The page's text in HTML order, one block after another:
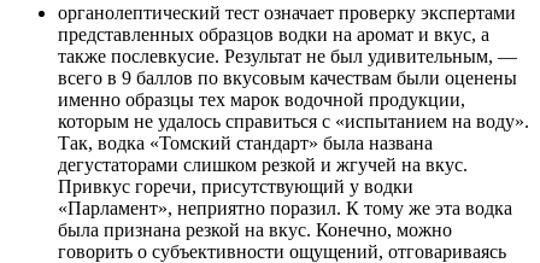
органолептический тест означает проверку экспертами
представленных образцов водки на аромат и вкус, а
также послевкусие. Результат не был удивительным, —
всего в 9 баллов по вкусовым качествам были оценены
именно образцы тех марок водочной продукции,
которым не удалось справиться с «испытанием на воду».
Так, водка «Томский стандарт» была названа
дегустаторами слишком резкой и жгучей на вкус.
Привкус горечи, присутствующий у водки
«Парламент», неприятно поразил. К тому же эта водка
была признана резкой на вкус. Конечно, можно
говорить о субъективности ощущений, отговариваясь